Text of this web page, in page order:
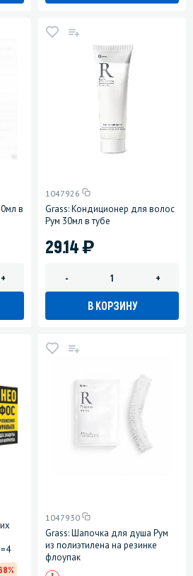
в
+
1047926
Grass: Кондиционер для волос
Рум 30мл в тубе
29.14)
- +
В КОРЗИНУ
1047930
Grass: Шапочка для душа Рум
из полиэтилена на резинке
флоупак